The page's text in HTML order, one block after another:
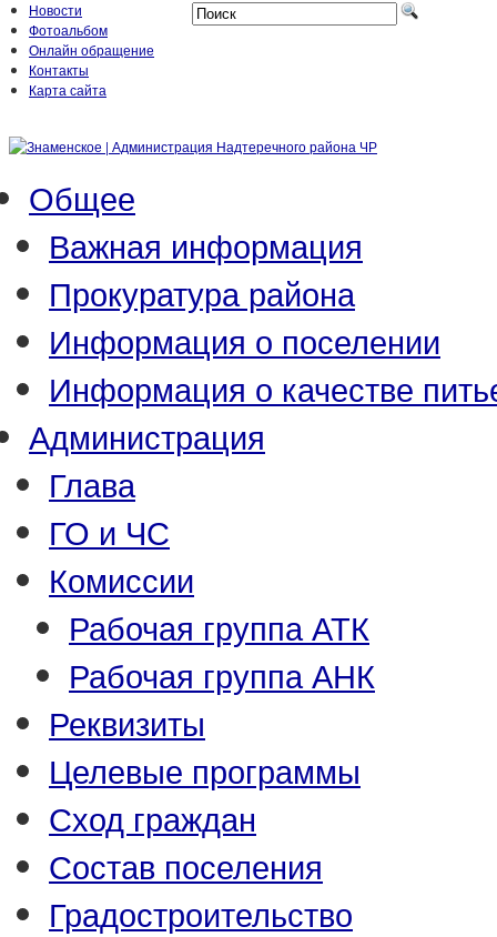
Новости
Фотоальбом
Онлайн обращение
Контакты
Карта сайта
Общее
Важная информация
Прокуратура района
Информация о поселении
Информация о качестве
Администрация
Глава
ГО и ЧС
Комиссии
Рабочая группа АТК
Рабочая группа АНК
Реквизиты
Целевые программы
Сход граждан
Состав поселения
Градостроительство